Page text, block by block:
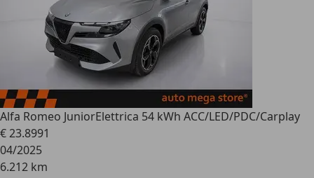
Alfa Romeo JuniorElettrica 54 kWh ACC/LED/PDC/Carplay
€ 23.8991
04/2025
6.212 km